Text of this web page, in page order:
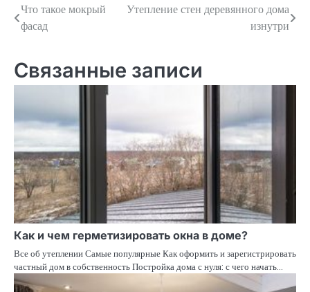
Навигация
по
записям
Что такое мокрый
фасад
Утепление стен деревянного дома
изнутри
Связанные записи
Как и чем герметизировать окна в доме?
Все об утеплении Самые популярные Как оформить и зарегистрировать
частный дом в собственность Постройка дома с нуля: с чего начать…